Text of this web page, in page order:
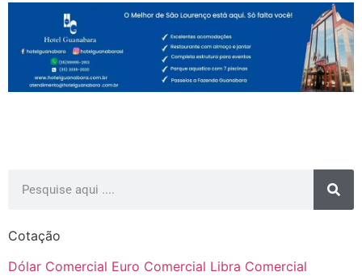
Cotação
Dólar Comercial Euro Comercial Libra Comercial